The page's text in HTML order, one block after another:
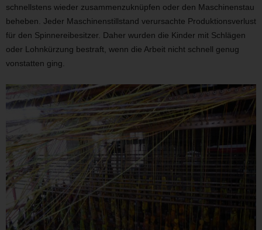
schnellstens wieder zusammenzuknüpfen oder den Maschinenstau
beheben. Jeder Maschinenstillstand verursachte Produktionsverlust
für den Spinnereibesitzer. Daher wurden die Kinder mit Schlägen
oder Lohnkürzung bestraft, wenn die Arbeit nicht schnell genug
vonstatten ging.